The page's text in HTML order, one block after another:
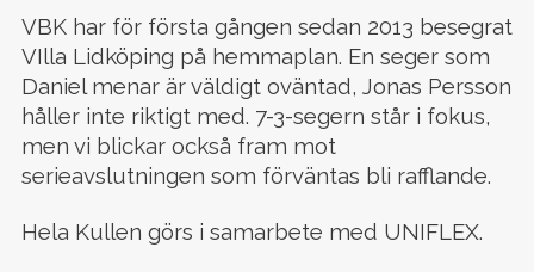
VBK har för första gången sedan 2013 besegrat
VIlla Lidköping på hemmaplan. En seger som
Daniel menar är väldigt oväntad, Jonas Persson
håller inte riktigt med. 7-3-segern står i fokus,
men vi blickar också fram mot
serieavslutningen som förväntas bli rafflande.
Hela Kullen görs i samarbete med UNIFLEX.